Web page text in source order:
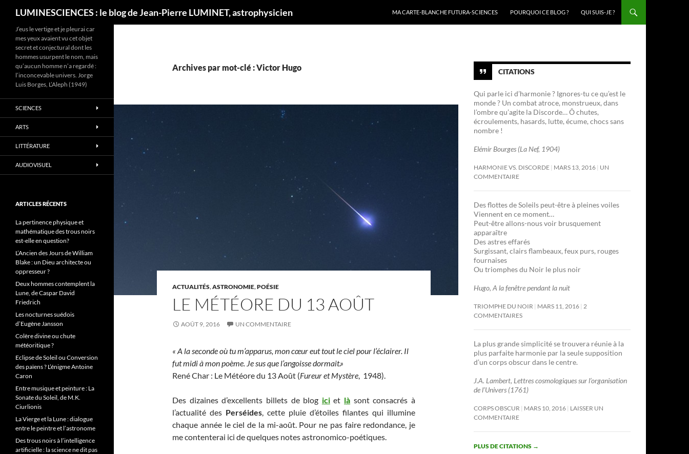
LUMINESCIENCES : le blog de Jean-Pierre LUMINET, astrophysicien
MA CARTE-BLANCHE FUTURA-SCIENCES
POURQUOI CE BLOG ? QUI SUIS-JE ?
Archives par mot-clé : Victor Hugo
ACTUALITÉS,ASTRONOMIE,POÉSIE
LE MÉTÉORE DU 13 AOÛT
AOÛT 9, 2016 UN COMMENTAIRE
« A la seconde où tu m’apparus, mon cœur eut tout le ciel pour l’éclairer. Il
fut midi à mon poème. Je sus que l’angoisse dormait.»
René Char : Le Météore du 13 Août (Fureur et Mystère, 1948).
Des dizaines d’excellents billets de blog iciet là sont consacrés à
l’actualité des Perséides, cette pluie d’étoiles filantes qui illumine
chaque année le ciel de la mi-août. Pour ne pas faire redondance, je
me contenterai ici de quelques notes astronomico-poétiques.
CITATIONS
Qui parle ici d’harmonie ? Ignores-tu ce qu’est le
monde ? Un combat atroce, monstrueux, dans
l’ombre qu’agite la Discorde… Ô chutes,
écroulements, hasards, lutte, écume, chocs sans
nombre !
Elémir Bourges (La Nef, 1904)
HARMONIE VS. DISCORDE MARS 13, 2016 UN
COMMENTAIRE
Des flottes de Soleils peut-être à pleines voiles
Viennent en ce moment…
Peut-être allons-nous voir brusquement
apparaître
Des astres effarés
Surgissant, clairs flambeaux, feux purs, rouges
fournaises
Ou triomphes du Noir le plus noir
Hugo, A la fenêtre pendant la nuit
TRIOMPHE DU NOIR MARS 11, 2016 2
COMMENTAIRES
La plus grande simplicité se trouvera réunie à la
plus parfaite harmonie par la seule supposition
d’un corps obscur dans le centre.
J.A. Lambert, Lettres cosmologiques sur l’organisation
de l’Univers (1761)
CORPS OBSCUR MARS 10, 2016 LAISSER UN
COMMENTAIRE
PLUS DE CITATIONS →
J’eus le vertige et je pleurai car
mes yeux avaient vu cet objet
secret et conjectural dont les
hommes usurpent le nom, mais
qu’aucun homme n’a regardé :
l’inconcevable univers. Jorge
Luis Borges, L’Aleph (1949)
SCIENCES
ARTS
LITTÉRATURE
AUDIOVISUEL
ARTICLES RÉCENTS
La pertinence physique et
mathématique des trous noirs
est-elle en question?
L’Ancien des Jours de William
Blake : un Dieu architecte ou
oppresseur ?
Deux hommes contemplent la
Lune, de Caspar David
Friedrich
Les nocturnes suédois
d’Eugène Jansson
Colère divine ou chute
météoritique ?
Eclipse de Soleil ou Conversion
des païens ? L’énigme Antoine
Caron
Entre musique et peinture : La
Sonate du Soleil, de M.K.
Ciurlionis
La Vierge et la Lune : dialogue
entre le peintre et l’astronome
Des trous noirs à l’intelligence
artificielle : la science ne dit pas